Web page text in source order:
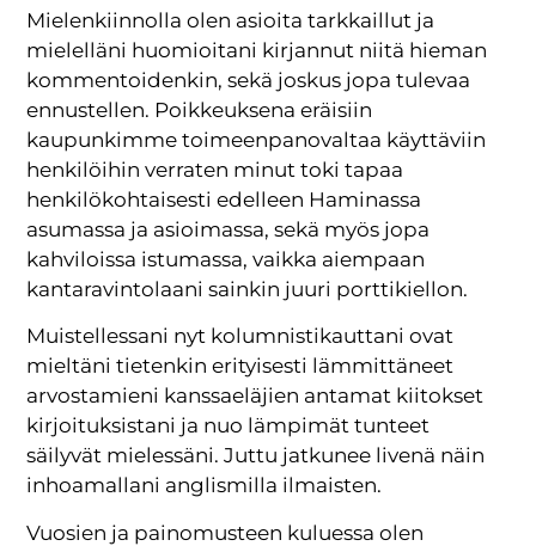
Mielenkiinnolla olen asioita tarkkaillut ja
mielelläni huomioitani kirjannut niitä hieman
kommentoidenkin, sekä joskus jopa tulevaa
ennustellen. Poikkeuksena eräisiin
kaupunkimme toimeenpanovaltaa käyttäviin
henkilöihin verraten minut toki tapaa
henkilökohtaisesti edelleen Haminassa
asumassa ja asioimassa, sekä myös jopa
kahviloissa istumassa, vaikka aiempaan
kantaravintolaani sainkin juuri porttikiellon.
Muistellessani nyt kolumnistikauttani ovat
mieltäni tietenkin erityisesti lämmittäneet
arvostamieni kanssaeläjien antamat kiitokset
kirjoituksistani ja nuo lämpimät tunteet
säilyvät mielessäni. Juttu jatkunee livenä näin
inhoamallani anglismilla ilmaisten.
Vuosien ja painomusteen kuluessa olen